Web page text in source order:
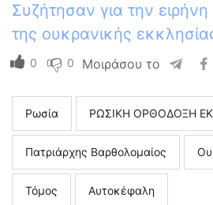
Συζήτησαν για την
της ουκρανικής
0 0 Μοιράσου το
Ρωσία ΡΩΣΙΚΗ ΟΡΘΟΔΟΞΗ
Πατριάρχης Βαρθολομαίος
Τόμος Αυτοκέφαλη